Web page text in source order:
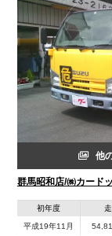
他
群馬昭和店/㈱カード
初年度
平成19年11月